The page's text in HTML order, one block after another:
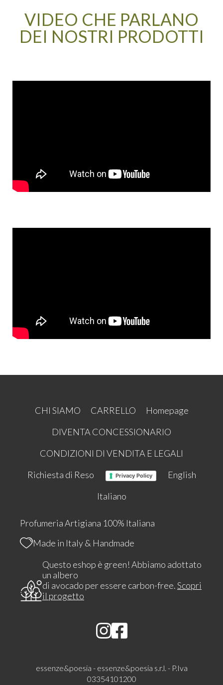
VIDEO CHE PARLANO
DEI NOSTRI PRODOTTI
CHI SIAMO CARRELLO
Homepage
DIVENTA CONCESSIONARIO
CONDIZIONI DI VENDITA E LEGALI
Richiesta di Reso
Privacy Policy
English
Italiano
Profumeria Artigiana 100% Italiana
Made in Italy & Handmade
Questo eshop è green! Abbiamo adottato
un albero
di avocado per essere carbon-free.Scopri
il progetto
essenze&poesia - essenze&poesia s.r.l. - P.Iva
03354101200